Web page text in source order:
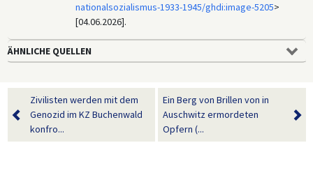
nationalsozialismus-1933-1945/ghdi:image-5205>
[04.06.2026].
ÄHNLICHE QUELLEN
Zivilisten werden mit dem
Genozid im KZ Buchenwald
konfro...
Ein Berg von Brillen von in
Auschwitz ermordeten
Opfern (...